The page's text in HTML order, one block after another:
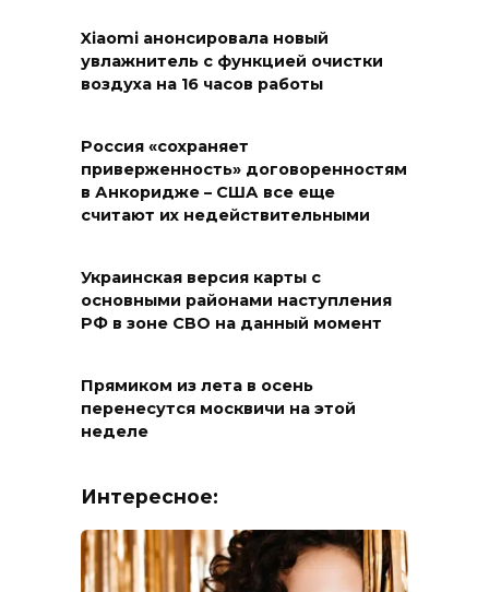
Xiaomi анонсировала новый
увлажнитель с функцией очистки
воздуха на 16 часов работы
Россия «сохраняет
приверженность» договоренностям
в Анкоридже – США все еще
считают их недействительными
Украинская версия карты с
основными районами наступления
РФ в зоне СВО на данный момент
Прямиком из лета в осень
перенесутся москвичи на этой
неделе
Интересное: